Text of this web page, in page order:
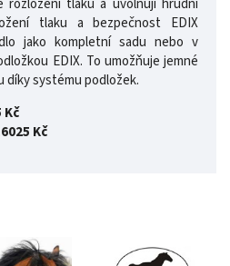
rozložení tlaku a uvolňují hrudní
tlaku a bezpečnost EDIX
jako kompletní sadu nebo v
EDIX. To umožňuje jemné
díky systému podložek.
Kč
Kč